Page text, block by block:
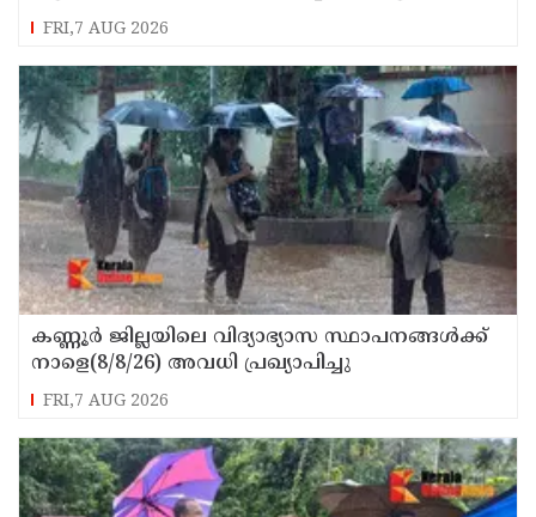
FRI,7 AUG 2026
കണ്ണൂർ ജില്ലയിലെ വിദ്യാഭ്യാസ സ്ഥാപനങ്ങള്‍ക്ക്
നാളെ(8/8/26) അവധി പ്രഖ്യാപിച്ചു
FRI,7 AUG 2026